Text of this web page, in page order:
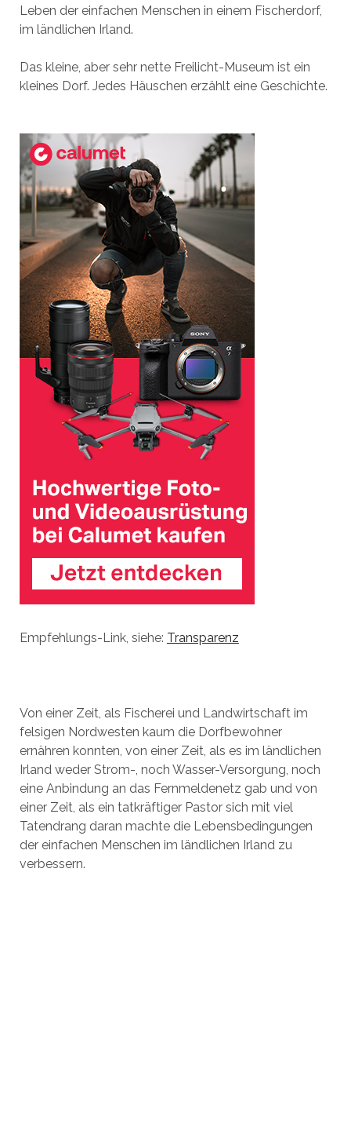
Leben der einfachen Menschen in einem Fischerdorf,
im ländlichen Irland.
Das kleine, aber sehr nette Freilicht-Museum ist ein
kleines Dorf. Jedes Häuschen erzählt eine Geschichte.
Empfehlungs-Link, siehe: Transparenz
Von einer Zeit, als Fischerei und Landwirtschaft im
felsigen Nordwesten kaum die Dorfbewohner
ernähren konnten, von einer Zeit, als es im ländlichen
Irland weder Strom-, noch Wasser-Versorgung, noch
eine Anbindung an das Fernmeldenetz gab und von
einer Zeit, als ein tatkräftiger Pastor sich mit viel
Tatendrang daran machte die Lebensbedingungen
der einfachen Menschen im ländlichen Irland zu
verbessern.